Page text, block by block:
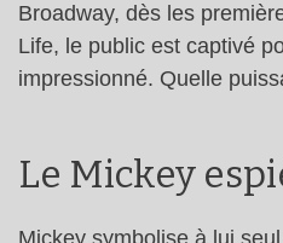
Broadway, dès les
Life, le public est captivé
impressionné. Quelle
Le Mickey
Mickey symbolise à lui